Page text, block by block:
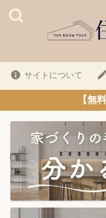
サイトについて
【無